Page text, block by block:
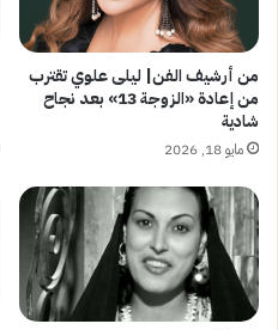
من أرشيف الفن| ليلى علوي تقترب
من إعادة «الزوجة 13» بعد نجاح
شادية
مايو 18, 2026